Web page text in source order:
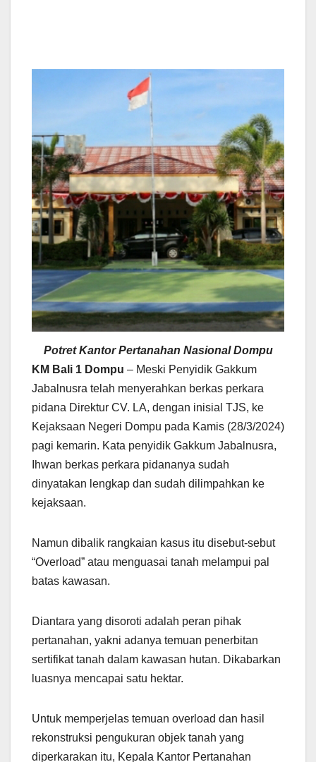
Potret Kantor Pertanahan Nasional Dompu
KM Bali 1 Dompu – Meski Penyidik Gakkum
Jabalnusra telah menyerahkan berkas perkara
pidana Direktur CV. LA, dengan inisial TJS, ke
Kejaksaan Negeri Dompu pada Kamis (28/3/2024)
pagi kemarin. Kata penyidik Gakkum Jabalnusra,
Ihwan berkas perkara pidananya sudah
dinyatakan lengkap dan sudah dilimpahkan ke
kejaksaan.
Namun dibalik rangkaian kasus itu disebut-sebut
“Overload” atau menguasai tanah melampui pal
batas kawasan.
Diantara yang disoroti adalah peran pihak
pertanahan, yakni adanya temuan penerbitan
sertifikat tanah dalam kawasan hutan. Dikabarkan
luasnya mencapai satu hektar.
Untuk memperjelas temuan overload dan hasil
rekonstruksi pengukuran objek tanah yang
diperkarakan itu, Kepala Kantor Pertanahan